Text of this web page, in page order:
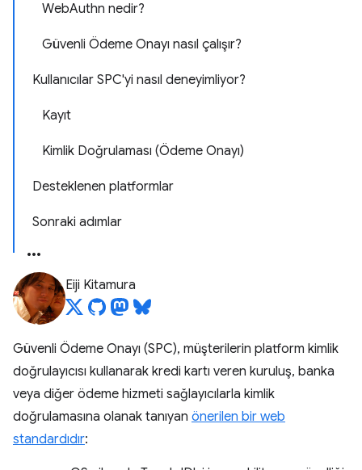
WebAuthn nedir?
Güvenli Ödeme Onayı nasıl çalışır?
Kullanıcılar SPC'yi nasıl deneyimliyor?
Kayıt
Kimlik Doğrulaması (Ödeme Onayı)
Desteklenen platformlar
Sonraki adımlar
Eiji Kitamura
Güvenli Ödeme Onayı (SPC), müşterilerin platform kimlik
doğrulayıcısı kullanarak kredi kartı veren kuruluş, banka
veya diğer ödeme hizmeti sağlayıcılarla kimlik
doğrulamasına olanak tanıyan önerilen bir web
standardıdır: